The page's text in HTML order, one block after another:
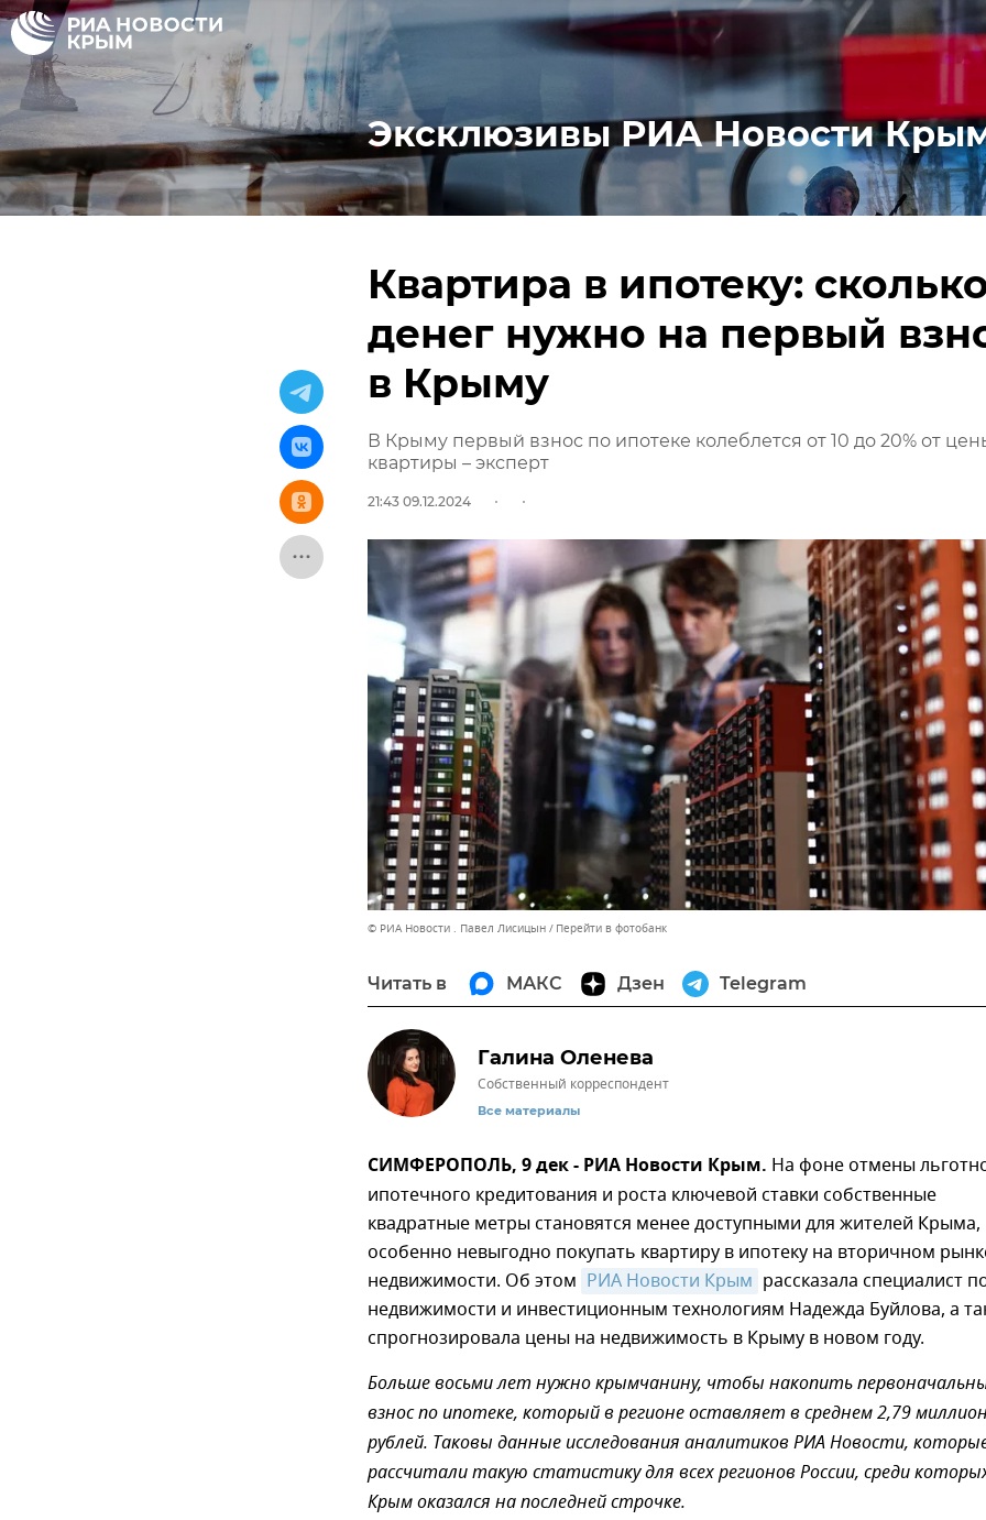
Эксклюзивы РИА Новости
Квартира в ипотеку:
денег нужно на первый
в Крыму
В Крыму первый взнос по ипотеке колеблется от 10 до 20% от
квартиры – эксперт
21:43 09.12.2024
© РИА Новости . Павел Лисицын Перейти в фотобанк
Читать в МАКС Дзен Telegram
Галина Оленева
Собственный корреспондент
Все материалы
СИМФЕРОПОЛЬ, 9 дек - РИА Новости Крым. На фоне отмены
ипотечного кредитования и роста ключевой ставки собственные
квадратные метры становятся менее доступными для жителей Крыма,
особенно невыгодно покупать квартиру в ипотеку на вторичном
недвижимости. Об этом РИА Новости Крым рассказала специалист
недвижимости и инвестиционным технологиям Надежда Буйлова, а
спрогнозировала цены на недвижимость в Крыму в новом году.
Больше восьми лет нужно крымчанину, чтобы накопить
взнос по ипотеке, который в регионе оставляет в среднем 2,79
рублей. Таковы данные исследования аналитиков РИА Новости,
рассчитали такую статистику для всех регионов России, среди
Крым оказался на последней строчке.